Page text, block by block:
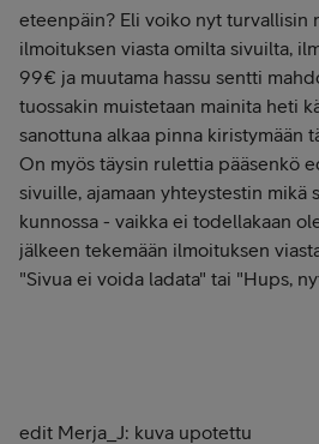
eteenpäin? Eli voiko nyt turvallisin
ilmoituksen viasta omilta sivuilta,
99€ ja muutama hassu sentti
tuossakin muistetaan mainita heti
sanottuna alkaa pinna kiristymään
On myös täysin rulettia pääsenkö
sivuille, ajamaan yhteystestin mikä
kunnossa - vaikka ei todellakaan
jälkeen tekemään ilmoituksen
"Sivua ei voida ladata" tai "Hups,
edit Merja_J: kuva upotettu